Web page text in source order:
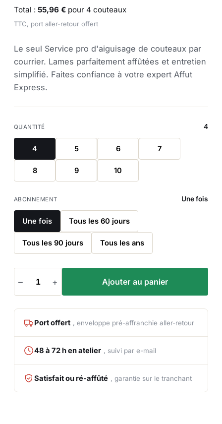
Total : 55,96 € pour 4 couteaux
TTC, port aller-retour offert
Le seul Service pro d'aiguisage de couteaux par
courrier. Lames parfaitement affûtées et entretien
simplifié. Faites confiance à votre expert Affut
Express.
QUANTITÉ 4
4 5 6 7
8 9 10
ABONNEMENT Une fois
Une fois Tous les 60 jours
Tous les 90 jours Tous les ans
– + Ajouter au panier
Port offert , enveloppe pré-affranchie aller-retour
48 à 72 h en atelier , suivi par e-mail
Satisfait ou ré-affûté , garantie sur le tranchant